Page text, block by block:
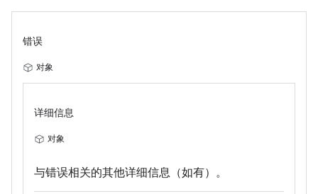
错误
对象
详细信息
对象
与错误相关的其他详细信息（如有）。